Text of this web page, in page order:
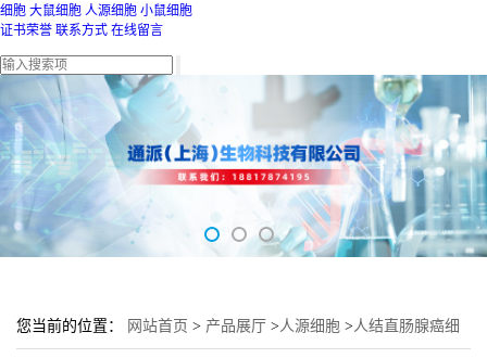
细胞 大鼠细胞 人源细胞 小鼠细胞
证书荣誉 联系方式 在线留言
您当前的位置： 网站首页 > 产品展厅 >人源细胞 >人结直肠腺癌细